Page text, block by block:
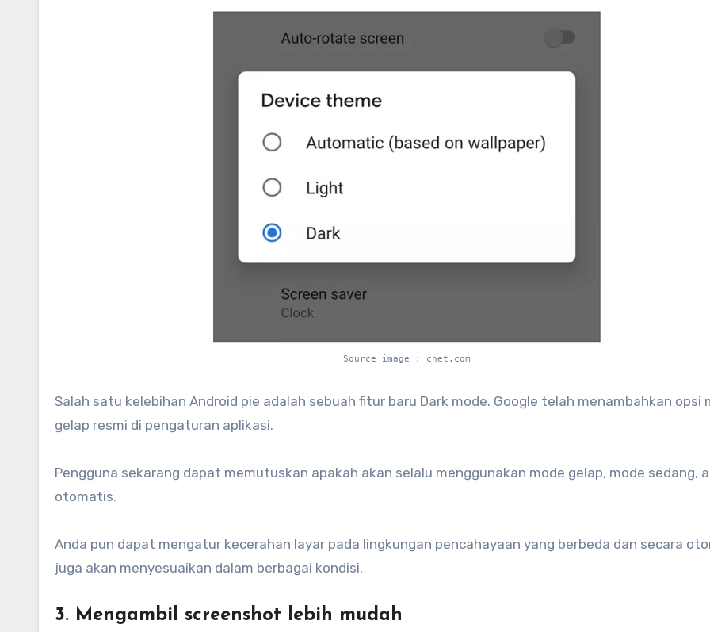
Source image : cnet.com
Salah satu kelebihan Android pie adalah sebuah fitur baru Dark mode. Google telah menambahkan opsi
gelap resmi di pengaturan aplikasi.
Pengguna sekarang dapat memutuskan apakah akan selalu menggunakan mode gelap, mode sedang,
otomatis.
Anda pun dapat mengatur kecerahan layar pada lingkungan pencahayaan yang berbeda dan secara
juga akan menyesuaikan dalam berbagai kondisi.
3. Mengambil screenshot lebih mudah